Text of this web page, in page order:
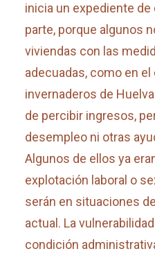
inicia un expediente de
parte, porque algunos
viviendas con las
adecuadas, como en el
invernaderos de
de percibir ingresos,
desempleo ni otras
Algunos de ellos ya
explotación laboral o
serán en situaciones
actual. La
condición